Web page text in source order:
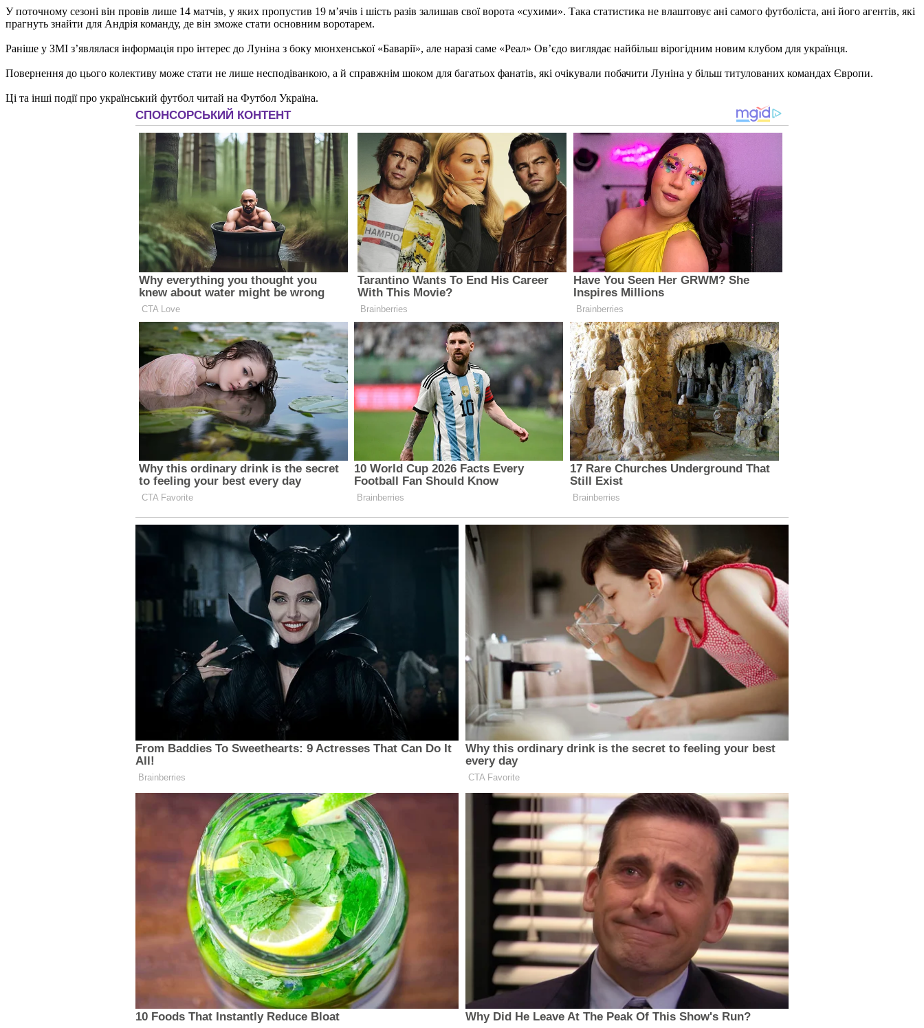
У поточному сезоні він провів лише 14 матчів, у яких пропустив 19 м’ячів і шість разів залишав свої ворота «сухими». Така статистика не влаштовує ані самого футболіста, ані його агентів, які
прагнуть знайти для Андрія команду, де він зможе стати основним воротарем.
Раніше у ЗМІ з’являлася інформація про інтерес до Луніна з боку мюнхенської «Баварії», але наразі саме «Реал» Ов’єдо виглядає найбільш вірогідним новим клубом для українця.
Повернення до цього колективу може стати не лише несподіванкою, а й справжнім шоком для багатьох фанатів, які очікували побачити Луніна у більш титулованих командах Європи.
Ці та інші події про український футбол читай на Футбол Україна.